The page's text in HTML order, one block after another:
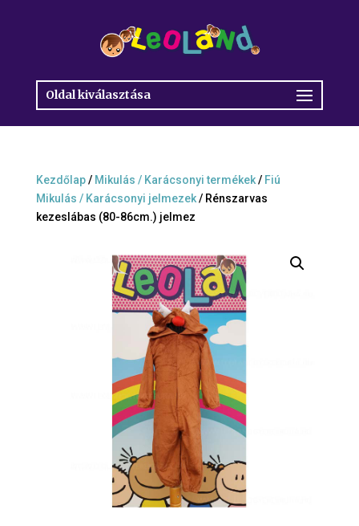
Oldal kiválasztása
Kezdőlap/ Mikulás / Karácsonyi termékek/ Fiú
Mikulás / Karácsonyi jelmezek/ Rénszarvas
kezeslábas (80-86cm.) jelmez